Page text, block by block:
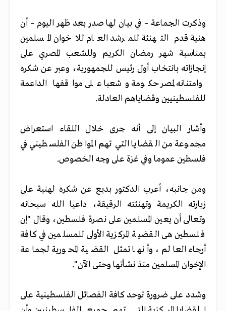
وذكرت الجماعة – في بيان لها صدر بعد ظهر اليوم – أن
هنية قدم التهنئة للمرشد العام للاخوان المسلمين
بمناسبة شهر رمضان الكريم وللشعب المصري على
إنجازاته بانتخاب أول رئيس للجمهورية، وعبر عن شكره
وامتنانه لمصر حكومة وشعبا على مواقفها الداعمة
للفلسطينيين وقضاياهم العادلة.
وأشار البيان إلى أنه جرى خلال اللقاء استعراض
مجموعة من القضايا التي تهم المواطن الفلسطيني في
فلسطين عموما وفي غزة على وجه الخصوص.
ومن جانبه، أعرب الدكتور بديع عن شكره لهنية على
زيارته الكريمة وتهنئته الرقيقة، داعيا الله سبحانه
وتعالى أن يعين المسلمين على نصرة فلسطين، وقال "إن
فلسطين هى القضية المركزية الأولى للمسلمين في كافة
أرجاء العالم ، وأنها تمثل القضية المحورية لجماعة
الإخوان المسلمين منذ نشأتها وحتى الآن".
وشدد على ضرورة توحد كافة الفصائل الفلسطينية على